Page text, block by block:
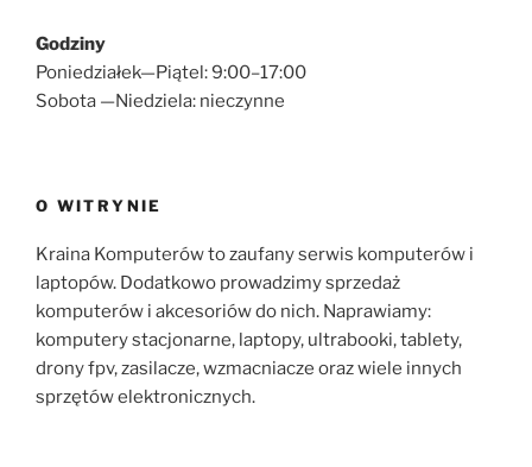
Godziny
Poniedziałek—Piątel: 9:00–17:00
Sobota —Niedziela: nieczynne
O WITRYNIE
Kraina Komputerów to zaufany serwis komputerów i
laptopów. Dodatkowo prowadzimy sprzedaż
komputerów i akcesoriów do nich. Naprawiamy:
komputery stacjonarne, laptopy, ultrabooki, tablety,
drony fpv, zasilacze, wzmacniacze oraz wiele innych
sprzętów elektronicznych.